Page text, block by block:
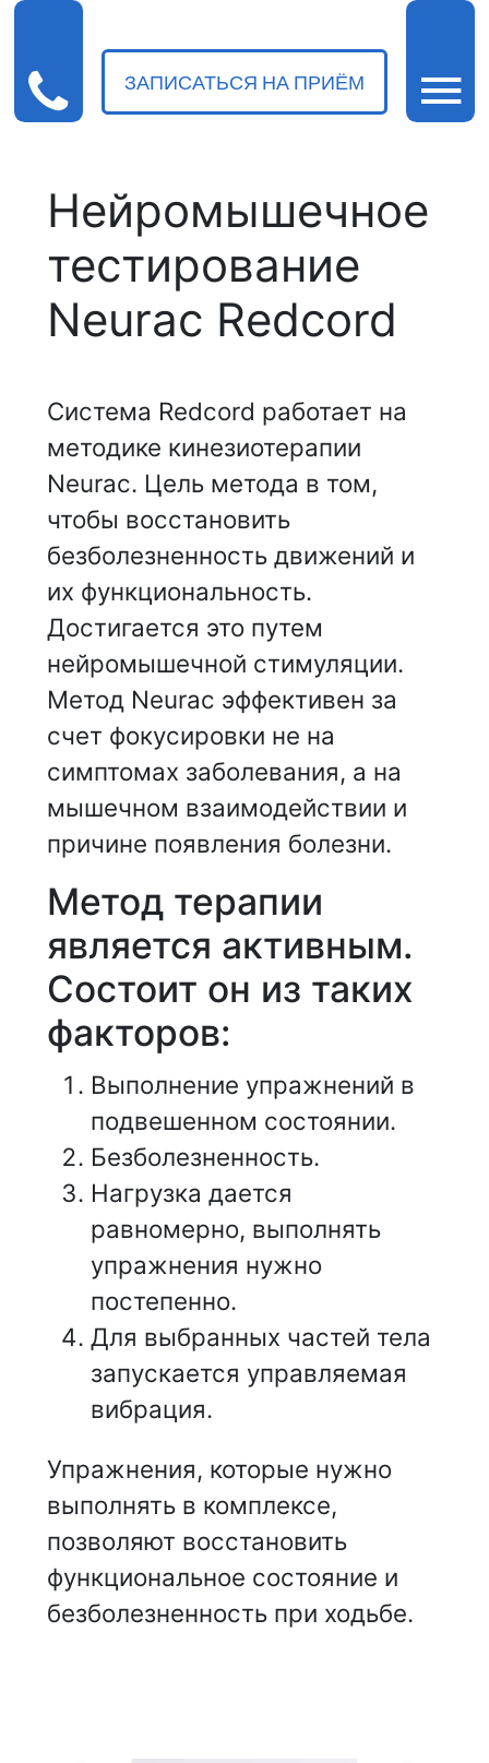
ЗАПИСАТЬСЯ НА ПРИЁМ
Нейромышечное
тестирование
Neurac Redcord
Система Redcord работает на
методике кинезиотерапии
Neurac. Цель метода в том,
чтобы восстановить
безболезненность движений и
их функциональность.
Достигается это путем
нейромышечной стимуляции.
Метод Neurac эффективен за
счет фокусировки не на
симптомах заболевания, а на
мышечном взаимодействии и
причине появления болезни.
Метод терапии
является активным.
Состоит он из таких
факторов:
Выполнение упражнений в
подвешенном состоянии.
Безболезненность.
Нагрузка дается
равномерно, выполнять
упражнения нужно
постепенно.
Для выбранных частей тела
запускается управляемая
вибрация.
Упражнения, которые нужно
выполнять в комплексе,
позволяют восстановить
функциональное состояние и
безболезненность при ходьбе.